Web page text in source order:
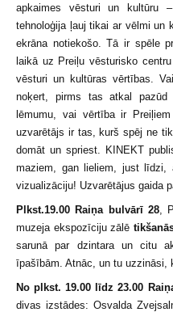
apkaimes vēsturi un kultūru
tehnoloģija ļauj tikai ar vēlmi un
ekrāna notiekošo. Tā ir spēle
laikā uz Preiļu vēsturisko
vēsturi un kultūras vērtības.
noķert, pirms tas atkal pazūd
lēmumu, vai vērtība ir
uzvarētājs ir tas, kurš spēj ne
domāt un spriest. KINEKT
maziem, gan lieliem, just līdzi,
vizualizāciju! Uzvarētājus gaida
Plkst.19.00 Raiņa bulvārī 28,
muzeja ekspozīciju zālē
sarunā par dzintara un citu
īpašībām. Atnāc, un tu uzzināsi,
No plkst. 19.00 līdz 23.00
divas izstādes: Osvalda